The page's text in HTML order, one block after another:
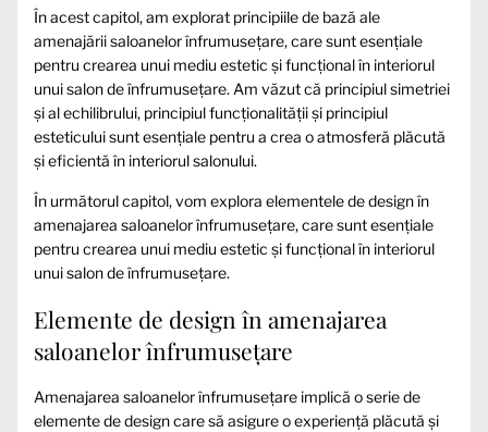
În acest capitol, am explorat principiile de bază ale
amenajării saloanelor înfrumusețare, care sunt esențiale
pentru crearea unui mediu estetic și funcțional în interiorul
unui salon de înfrumusețare. Am văzut că principiul simetriei
și al echilibrului, principiul funcționalității și principiul
esteticului sunt esențiale pentru a crea o atmosferă plăcută
și eficientă în interiorul salonului.
În următorul capitol, vom explora elementele de design în
amenajarea saloanelor înfrumusețare, care sunt esențiale
pentru crearea unui mediu estetic și funcțional în interiorul
unui salon de înfrumusețare.
Elemente de design în amenajarea
saloanelor înfrumusețare
Amenajarea saloanelor înfrumusețare implică o serie de
elemente de design care să asigure o experiență plăcută și